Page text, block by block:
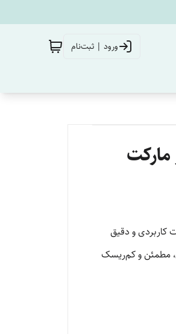
ورود | ثبت‌نام
مارکت
و دقیق
مطمئن و کم‌ریسک